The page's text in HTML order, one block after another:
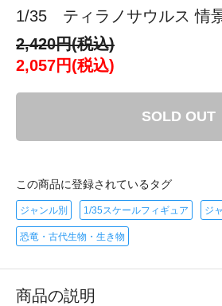
1/35 ティラノサウルス 情
2,420円(税込)
2,057円(税込)
SOLD OUT
この商品に登録されているタグ
ジャンル別 1/35スケールフィギュア ジ
恐竜・古代生物・生き物
商品の説明